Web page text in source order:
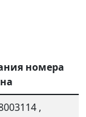
номера
,